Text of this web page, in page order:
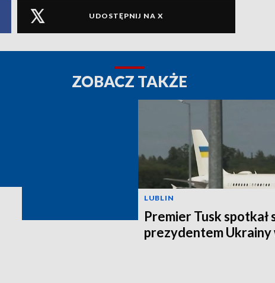
UDOSTĘPNIJ NA X
ZOBACZ TAKŻE
LUBLIN
Premier Tusk spotkał
prezydentem Ukrainy